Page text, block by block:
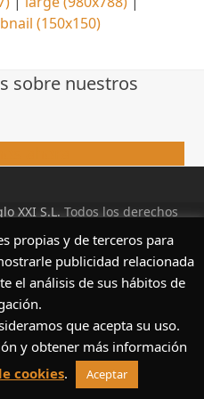
(150x150)
sobre nuestros
XXI S.L. Todos los derechos
|Política de cookies
propias y de terceros para
publicidad relacionada
el análisis de sus hábitos de
que acepta su uso.
y obtener más información
cookies. Aceptar